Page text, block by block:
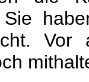
Sie
Vor